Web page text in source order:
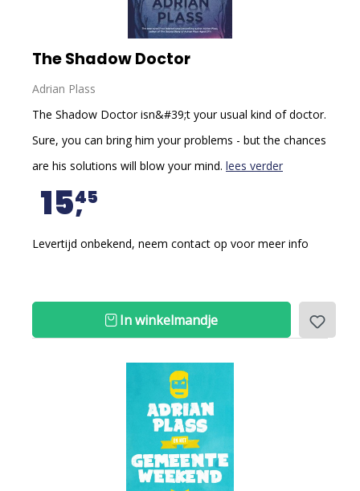
The Shadow Doctor
Adrian Plass
The Shadow Doctor isn&#39;t your usual kind of doctor.
Sure, you can bring him your problems - but the chances
are his solutions will blow your mind. lees verder
1545
Levertijd onbekend, neem contact op voor meer info
In winkelmandje